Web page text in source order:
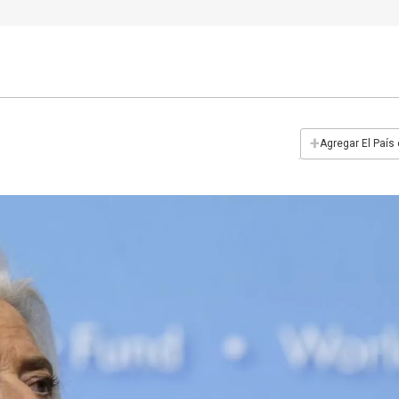
+Agregar El País